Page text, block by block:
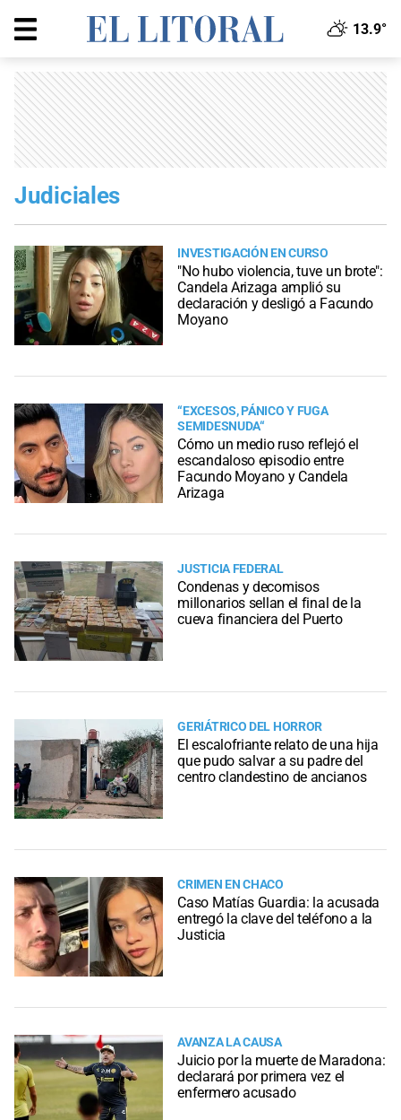
13.9°
Judiciales
INVESTIGACIÓN EN CURSO
"No hubo violencia, tuve un brote":
Candela Arizaga amplió su
declaración y desligó a Facundo
Moyano
“EXCESOS, PÁNICO Y FUGA
SEMIDESNUDA“
Cómo un medio ruso reflejó el
escandaloso episodio entre
Facundo Moyano y Candela
Arizaga
JUSTICIA FEDERAL
Condenas y decomisos
millonarios sellan el final de la
cueva financiera del Puerto
GERIÁTRICO DEL HORROR
El escalofriante relato de una hija
que pudo salvar a su padre del
centro clandestino de ancianos
CRIMEN EN CHACO
Caso Matías Guardia: la acusada
entregó la clave del teléfono a la
Justicia
AVANZA LA CAUSA
Juicio por la muerte de Maradona:
declarará por primera vez el
enfermero acusado